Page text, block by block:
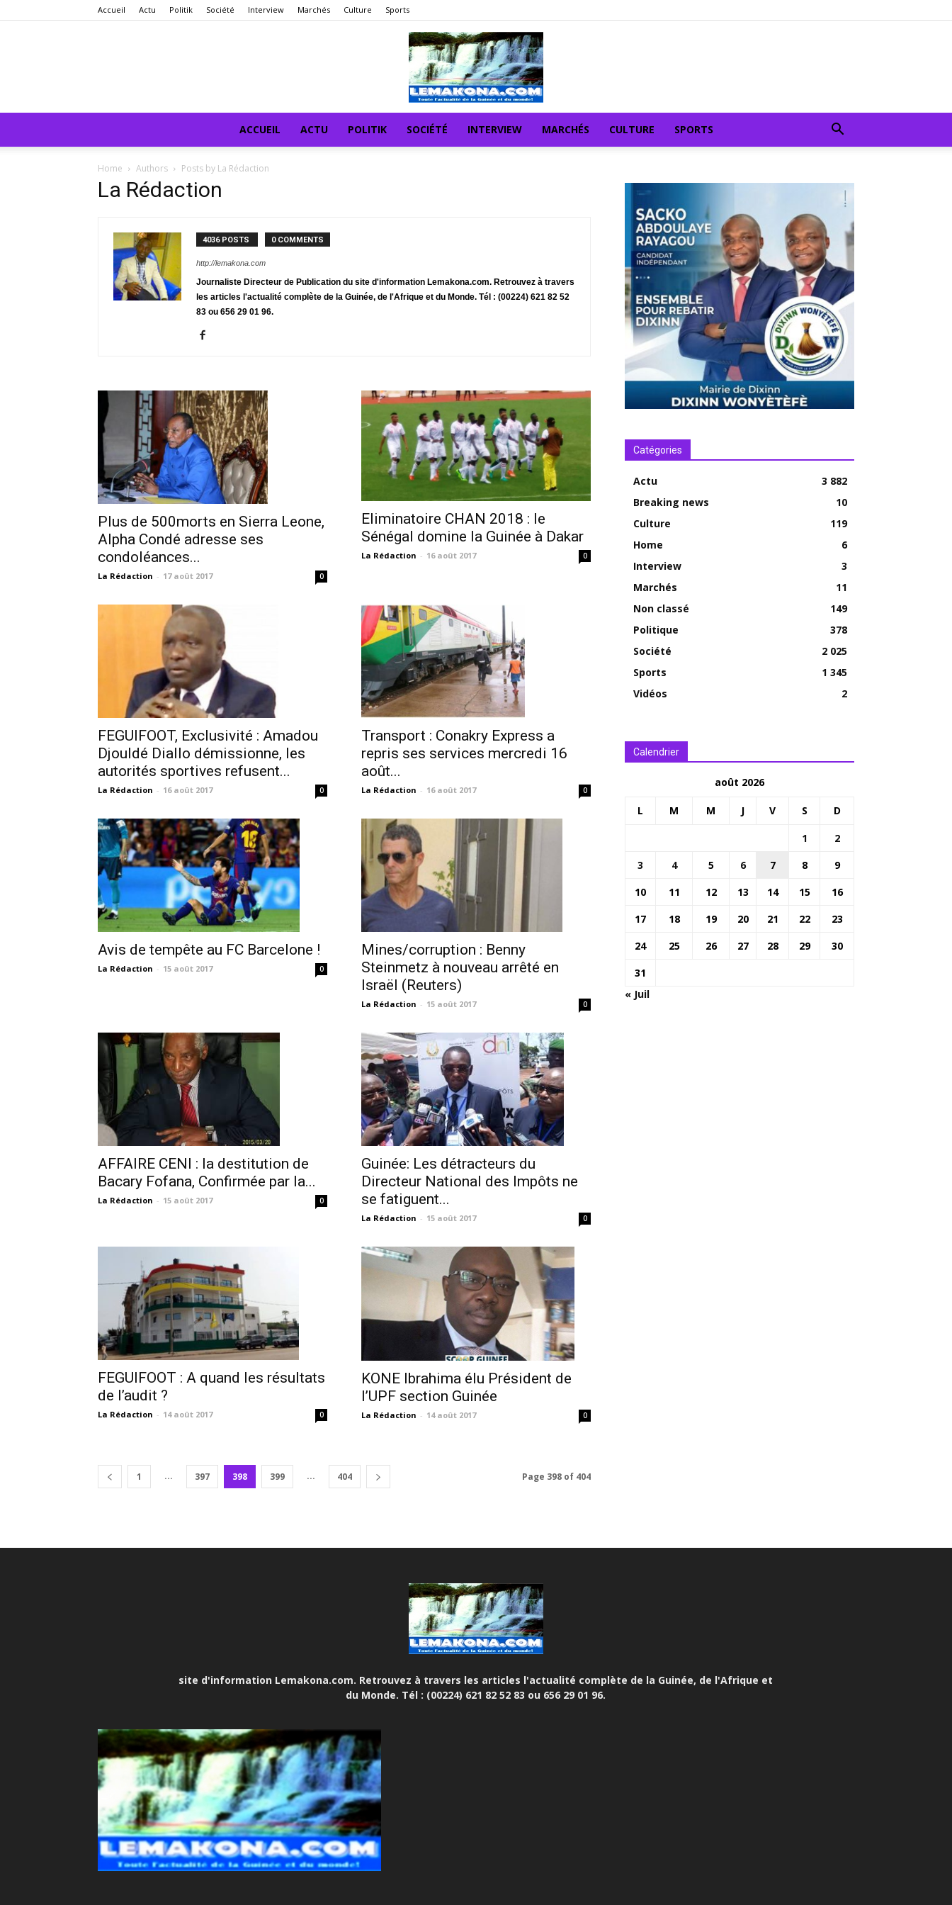
Accueil Actu Politik Société Interview Marchés Culture Sports
ACCUEIL ACTU POLITIK SOCIÉTÉ INTERVIEW MARCHÉS CULTURE SPORTS
Home Authors Posts by La Rédaction
La Rédaction
4036 POSTS 0 COMMENTS
http://lemakona.com
Journaliste Directeur de Publication du site d'information Lemakona.com. Retrouvez à travers
les articles l'actualité complète de la Guinée, de l'Afrique et du Monde. Tél : (00224) 621 82 52
83 ou 656 29 01 96.
Plus de 500morts en Sierra Leone,
Alpha Condé adresse ses
condoléances...
La Rédaction - 17 août 2017 0
Eliminatoire CHAN 2018 : le
Sénégal domine la Guinée à Dakar
La Rédaction - 16 août 2017 0
FEGUIFOOT, Exclusivité : Amadou
Djouldé Diallo démissionne, les
autorités sportives refusent...
La Rédaction - 16 août 2017 0
Transport : Conakry Express a
repris ses services mercredi 16
août...
La Rédaction - 16 août 2017 0
Avis de tempête au FC Barcelone !
La Rédaction - 15 août 2017 0
Mines/corruption : Benny
Steinmetz à nouveau arrêté en
Israël (Reuters)
La Rédaction - 15 août 2017 0
AFFAIRE CENI : la destitution de
Bacary Fofana, Confirmée par la...
La Rédaction - 15 août 2017 0
Guinée: Les détracteurs du
Directeur National des Impôts ne
se fatiguent...
La Rédaction - 15 août 2017 0
FEGUIFOOT : A quand les résultats
de l’audit ?
La Rédaction - 14 août 2017 0
KONE Ibrahima élu Président de
l’UPF section Guinée
La Rédaction - 14 août 2017 0
1 ... 397 398 399 ... 404 Page 398 of 404
Catégories
Actu
3 882
Breaking news
10
Culture
119
Home
6
Interview
3
Marchés
11
Non classé
149
Politique
378
Société
2 025
Sports
1 345
Vidéos
2
Calendrier
août 2026
L M M J V S D
1
2
3
4 5 6 7 8
9
10
11 12 13 14 15
16
17
18 19 20 21 22
23
24
25 26 27 28 29
30
31
« Juil
site d'information Lemakona.com. Retrouvez à travers les articles l'actualité complète de la Guinée, de l'Afrique et
du Monde. Tél : (00224) 621 82 52 83 ou 656 29 01 96.